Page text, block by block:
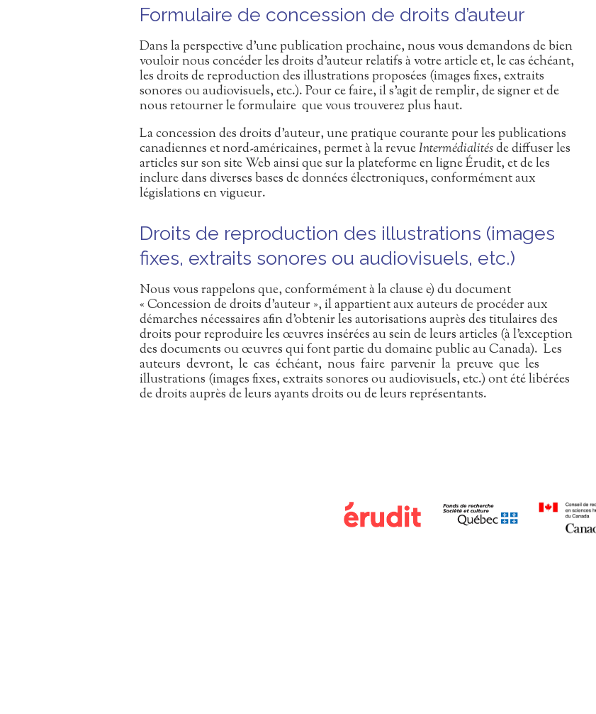
Formulaire de concession de droits d’auteur
Dans la perspective d’une publication prochaine, nous vous demandons de bien
vouloir nous concéder les droits d’auteur relatifs à votre article et, le cas échéant,
les droits de reproduction des illustrations proposées (images fixes, extraits
sonores ou audiovisuels, etc.). Pour ce faire, il s’agit de remplir, de signer et de
nous retourner le formulaire que vous trouverez plus haut.
La concession des droits d’auteur, une pratique courante pour les publications
canadiennes et nord-américaines, permet à la revueIntermédialitésde diffuser les
articles sur son site Web ainsi que sur la plateforme en ligne Érudit, et de les
inclure dans diverses bases de données électroniques, conformément aux
législations en vigueur.
Droits de reproduction des illustrations (images
fixes, extraits sonores ou audiovisuels, etc.)
Nous vous rappelons que, conformément à la clause e) du document
« Concession de droits d’auteur », il appartient aux auteurs de procéder aux
démarches nécessaires afin d’obtenir les autorisations auprès des titulaires des
droits pour reproduire les œuvres insérées au sein de leurs articles (à l’exception
des documents ou œuvres qui font partie du domaine public au Canada). Les
auteurs devront, le cas échéant, nous faire parvenir la preuve que les
illustrations (images fixes, extraits sonores ou audiovisuels, etc.) ont été libérées
de droits auprès de leurs ayants droits ou de leurs représentants.